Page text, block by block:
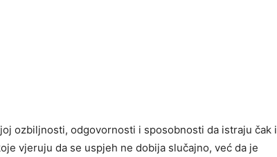
ozbiljnosti, odgovornosti i sposobnosti da istraju čak i
vjeruju da se uspjeh ne dobija slučajno, već da je